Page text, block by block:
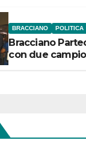
BRACCIANO POLITICA
Bracciano
con due